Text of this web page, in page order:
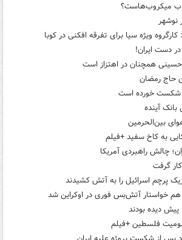
میکروب‌هاست؟
نوشهر
ویژه سیا برای تفرقه افکنی در کوبا
دست ایران!
حسینی همچنان در اهتزاز است
حاج رمضان
شکست خورده است
بانک آینده
بین‌الحرمین
به کاخ سفید +فیلم
چالش راهبردی آمریکا
کار گرفت
پرچم اسرائیل را به آتش کشیدند
هم خواستار آتش‌بس فوری در اوکراین شد
دیده بودند
فلسطین +فیلم